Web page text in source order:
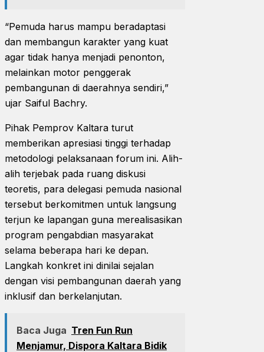
“Pemuda harus mampu beradaptasi
dan membangun karakter yang kuat
agar tidak hanya menjadi penonton,
melainkan motor penggerak
pembangunan di daerahnya sendiri,”
ujar Saiful Bachry.
Pihak Pemprov Kaltara turut
memberikan apresiasi tinggi terhadap
metodologi pelaksanaan forum ini. Alih-
alih terjebak pada ruang diskusi
teoretis, para delegasi pemuda nasional
tersebut berkomitmen untuk langsung
terjun ke lapangan guna merealisasikan
program pengabdian masyarakat
selama beberapa hari ke depan.
Langkah konkret ini dinilai sejalan
dengan visi pembangunan daerah yang
inklusif dan berkelanjutan.
Baca Juga Tren Fun Run
Menjamur, Dispora Kaltara Bidik